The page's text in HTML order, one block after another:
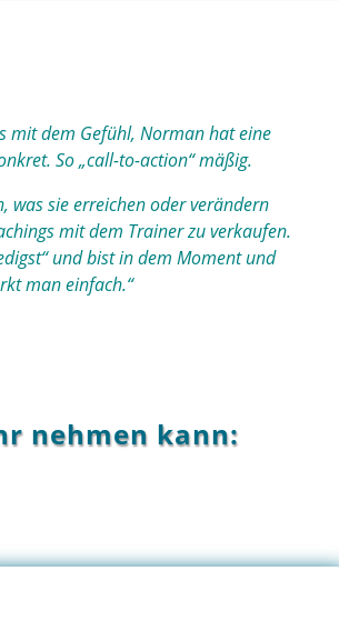
mit dem Gefühl, Norman hat eine
So „call-to-action“ mäßig.
was sie erreichen oder verändern
mit dem Trainer zu verkaufen.
und bist in dem Moment und
man einfach.“
nehmen kann: